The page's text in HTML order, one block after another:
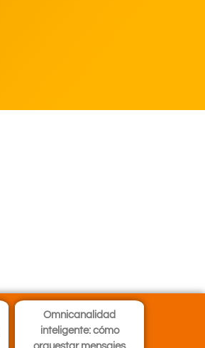
Omnicanalidad
inteligente: cómo